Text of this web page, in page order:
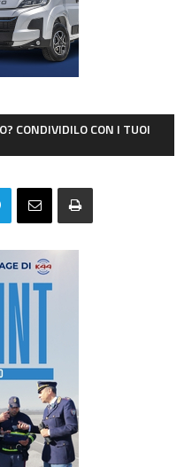
CONDIVIDILO CON I TUOI